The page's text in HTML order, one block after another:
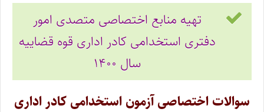
تهیه منابع اختصاصی متصدی امور
دفتری استخدامی کادر اداری قوه قضاییه
سال ۱۴۰۰
سوالات اختصاصی آزمون استخدامی کادر اداری